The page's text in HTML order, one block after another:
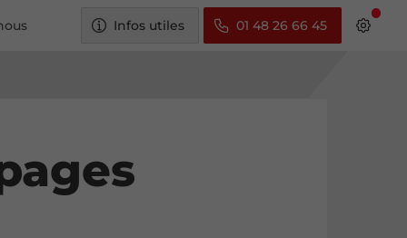
Infos utiles 01 48 26 66 45